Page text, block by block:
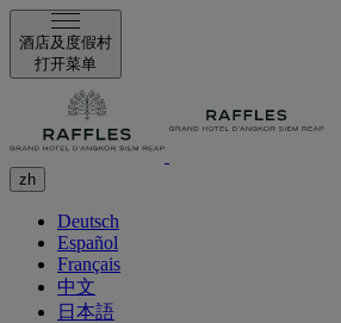
酒店及度假村
打开菜单
zh
Deutsch
Español
Français
中文
日本語